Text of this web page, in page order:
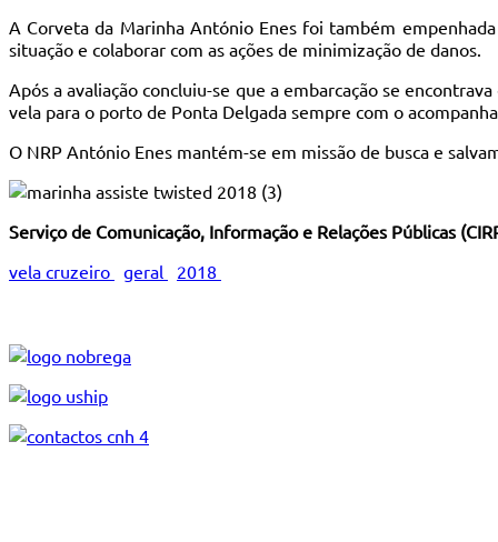
A Corveta da Marinha António Enes foi também
situação e colaborar com as ações de minimização de danos.
Após a avaliação concluiu-se que a embarcação se
vela para o porto de Ponta Delgada sempre com o
O NRP António Enes mantém-se em missão de busca e
Serviço de Comunicação, Informação e Relações Públicas
vela cruzeiro geral 2018